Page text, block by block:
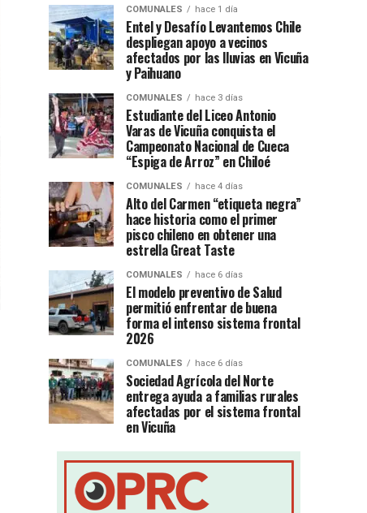
COMUNALES hace 1 día
Entel y Desafío Levantemos Chile
despliegan apoyo a vecinos
afectados por las lluvias en Vicuña
y Paihuano
COMUNALES hace 3 días
Estudiante del Liceo Antonio
Varas de Vicuña conquista el
Campeonato Nacional de Cueca
“Espiga de Arroz” en Chiloé
COMUNALES hace 4 días
Alto del Carmen “etiqueta negra”
hace historia como el primer
pisco chileno en obtener una
estrella Great Taste
COMUNALES hace 6 días
El modelo preventivo de Salud
permitió enfrentar de buena
forma el intenso sistema frontal
2026
COMUNALES hace 6 días
Sociedad Agrícola del Norte
entrega ayuda a familias rurales
afectadas por el sistema frontal
en Vicuña